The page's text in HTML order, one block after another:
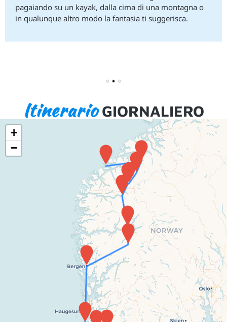
pagaiando su un kayak, dalla cima di una montagna o
in qualunque altro modo la fantasia ti suggerisca.
ItinerarioGIORNALIERO
+
−